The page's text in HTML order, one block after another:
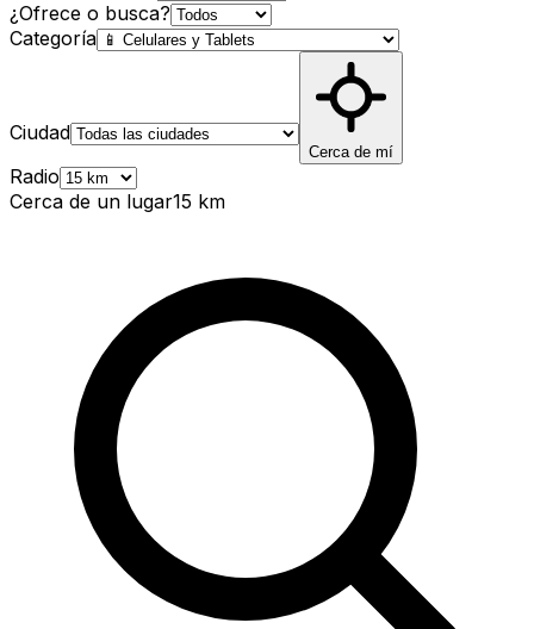
¿Ofrece o busca?
Categoría
Ciudad
Cerca de mí
Radio
Cerca de un lugar15 km